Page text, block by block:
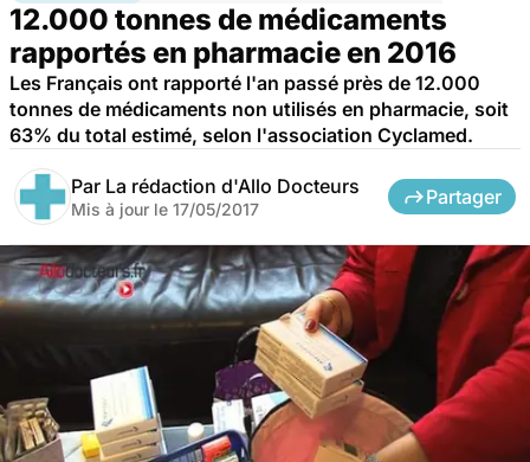
12.000 tonnes de médicaments
rapportés en pharmacie en 2016
Les Français ont rapporté l'an passé près de 12.000
tonnes de médicaments non utilisés en pharmacie, soit
63% du total estimé, selon l'association Cyclamed.
Par La rédaction d'Allo Docteurs
Mis à jour le 17/05/2017
Partager